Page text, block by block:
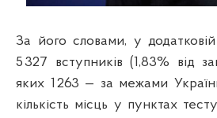
За його словами, у додатковій
5 327 вступників (1,83% від
яких 1 263 — за межами
кількість місць у пунктах